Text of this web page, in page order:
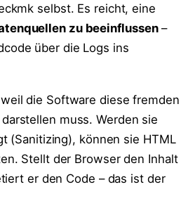
selbst. Es reicht, eine
zu beeinflussen–
über die Logs ins
die Software diese fremden
muss. Werden sie
(Sanitizing), können sie HTML
Stellt der Browser den Inhalt
er den Code – das ist der